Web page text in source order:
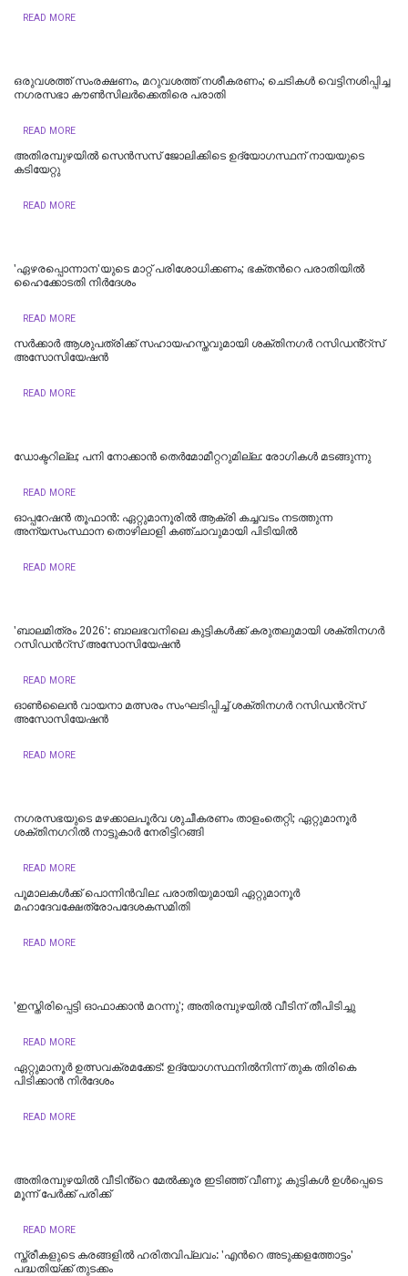
READ MORE
ഒരുവശത്ത് സംരക്ഷണം, മറുവശത്ത് നശീകരണം; ചെടികൾ വെട്ടിനശിപ്പിച്ച
നഗരസഭാ കൗൺസിലർക്കെതിരെ പരാതി
READ MORE
അതിരമ്പുഴയില്‍ സെൻസസ് ജോലിക്കിടെ ഉദ്യോഗസ്ഥന് നായയുടെ
കടിയേറ്റു
READ MORE
'ഏഴരപ്പൊന്നാന'യുടെ മാറ്റ് പരിശോധിക്കണം; ഭക്തന്‍റെ പരാതിയിൽ
ഹെെക്കോടതി നിർദേശം
READ MORE
സർക്കാർ ആശുപത്രിക്ക് സഹായഹസ്തവുമായി ശക്തിനഗർ റസിഡൻ്റ്സ്
അസോസിയേഷൻ
READ MORE
ഡോക്ടറില്ല; പനി നോക്കാൻ തെർമോമീറ്ററുമില്ല: രോഗികൾ മടങ്ങുന്നു
READ MORE
ഓപ്പറേഷൻ തൂഫാൻ: ഏറ്റുമാനൂരിൽ ആക്രി കച്ചവടം നടത്തുന്ന
അന്യസംസ്ഥാന തൊഴിലാളി കഞ്ചാവുമായി പിടിയിൽ
READ MORE
'ബാലമിത്രം 2026': ബാലഭവനിലെ കുട്ടികൾക്ക് കരുതലുമായി ശക്തിനഗർ
റസിഡന്‍റ്സ് അസോസിയേഷന്‍
READ MORE
ഓൺലൈൻ വായനാ മത്സരം സംഘടിപ്പിച്ച് ശക്തിനഗർ റസിഡന്‍റ്സ്
അസോസിയേഷൻ
READ MORE
നഗരസഭയുടെ മഴക്കാലപൂർവ ശുചീകരണം താളംതെറ്റി; ഏറ്റുമാനൂർ
ശക്തിനഗറിൽ നാട്ടുകാർ നേരിട്ടിറങ്ങി
READ MORE
പൂമാലകള്‍ക്ക് പൊന്നിന്‍വില: പരാതിയുമായി ഏറ്റുമാനൂര്‍
മഹാദേവക്ഷേത്രോപദേശകസമിതി
READ MORE
'ഇസ്തിരിപ്പെട്ടി ഓഫാക്കാൻ മറന്നു'; അതിരമ്പുഴയിൽ വീടിന് തീപിടിച്ചു
READ MORE
ഏറ്റുമാനൂർ ഉത്സവക്രമക്കേട്: ഉദ്യോഗസ്ഥനിൽനിന്ന് തുക തിരികെ
പിടിക്കാൻ നിർദേശം
READ MORE
അതിരമ്പുഴയില്‍ വീടിൻ്റെ മേൽക്കൂര ഇടിഞ്ഞ് വീണു; കുട്ടികൾ ഉൾപ്പെടെ
മൂന്ന് പേർക്ക് പരിക്ക്
READ MORE
സ്ത്രീകളുടെ കരങ്ങളിൽ ഹരിതവിപ്ലവം: 'എന്‍റെ അടുക്കളത്തോട്ടം'
പദ്ധതിയ്ക്ക് തുടക്കം